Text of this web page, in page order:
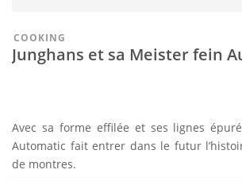
COOKING
Junghans et sa Meister fein
Avec sa forme effilée et ses lignes
Automatic fait entrer dans le futur
de montres.